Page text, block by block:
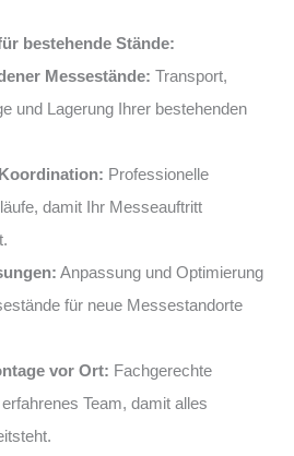
bestehende Stände:
Messestände: Transport,
und Lagerung Ihrer bestehenden
Professionelle
damit Ihr Messeauftritt
Anpassung und Optimierung
für neue Messestandorte
vor Ort: Fachgerechte
Team, damit alles